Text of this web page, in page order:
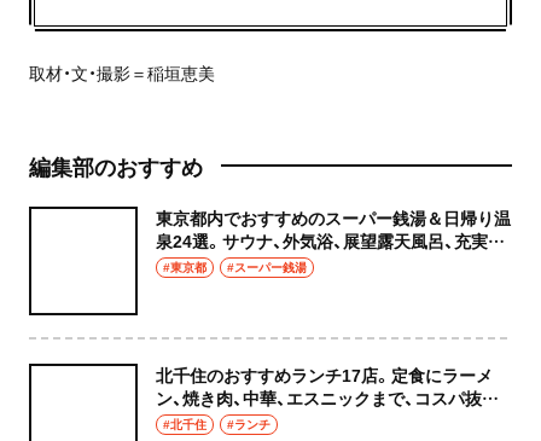
取材・文・撮影＝稲垣恵美
編集部のおすすめ
東京都内でおすすめのスーパー銭湯＆日帰り温
泉24選。サウナ、外気浴、展望露天風呂、充実の
癒やし空間へ
#東京都 #スーパー銭湯
北千住のおすすめランチ17店。定食にラーメ
ン、焼き肉、中華、エスニックまで、コスパ抜群
な店もおしゃれな店も網羅してご紹介！
#北千住 #ランチ